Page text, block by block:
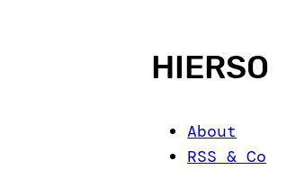
HIERSO
About
RSS & Co